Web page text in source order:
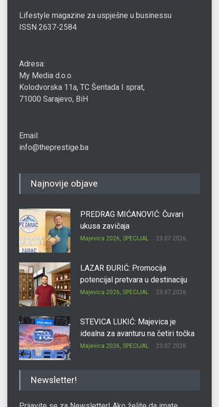
Lifestyle magazine za uspješne u businessu
ISSN 2637-2584
Adresa:
My Media d.o.o.
Kolodvorska 11a, TC Šentada I sprat,
71000 Sarajevo, BiH
Email:
info@theprestige.ba
Najnovije objave
PREDRAG MIĆANOVIĆ: Čuvari
ukusa zavičaja
Majevica 2026, SPECIJAL 23.07.2026.
LAZAR ĐURIĆ: Promocija
potencijal pretvara u destinaciju
Majevica 2026, SPECIJAL 23.07.2026.
STEVICA LUKIĆ: Majevica je
idealna za avanturu na četiri točka
Majevica 2026, SPECIJAL 23.07.2026.
Newsletter!